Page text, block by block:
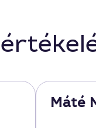
Máté